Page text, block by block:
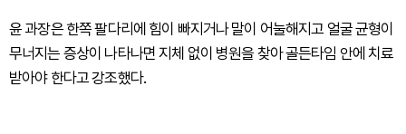
윤 과장은 한쪽 팔다리에 힘이 빠지거나 말이 어눌해지고 얼굴 균형이
무너지는 증상이 나타나면 지체 없이 병원을 찾아 골든타임 안에 치료
받아야 한다고 강조했다.